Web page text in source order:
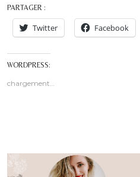
PARTAGER :
Twitter Facebook
WORDPRESS:
chargement…